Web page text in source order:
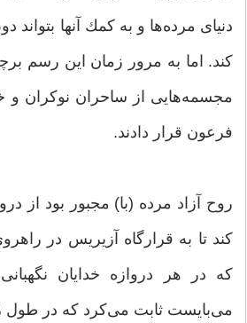
دنیای مرده‌ها و به كمك آنها بتواند
كند. اما به مرور زمان این رسم
مجسمه‌هایی از ساحران نوكران و
فرعون قرار دادند.
روح آزاد مرده (با) مجبور بود از
كند تا به قرارگاه آزیریس در
كه در هر دروازه خدایان
می‌بایست ثابت می‌كرد كه در طول